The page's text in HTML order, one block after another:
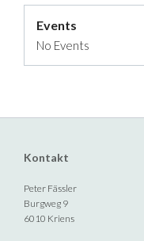
Events
No Events
Kontakt
Peter Fässler
Burgweg 9
6010 Kriens